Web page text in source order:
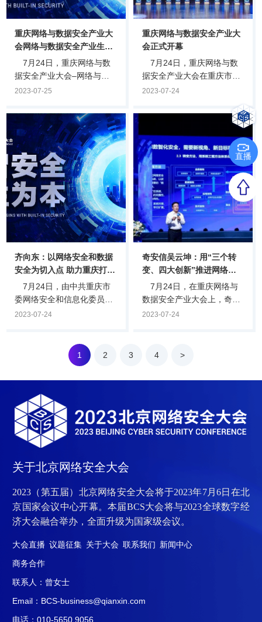
软件供应链安全行业发展趋
势及产业生态建设，赋能数
字经济产业转型升级。活动
伊始，重庆市.
示，网络安全是重庆的优势
产业，去年的产业规模已经
超过170亿元。奇安信一直
高度重视企业在.
重庆网络与数据安全产业大
会网络与数据安全产业生态
合作分会圆满落幕
7月24日，重庆网络与数
据安全产业大会–网络与数
据安全产业生态合作分会在
创新要素，赋能产业转型升
级”为主题，邀请政府、投资
人、智库以及多家网安创企
等领导、专家，对网络安全
形势、产业投资、人才战略
等方面进行主题分享，共同
研讨网络与数据安全行业发
展趋势及产业生态建设，赋
能产业转型升级。中共重庆
市璧山区委副书记严兵在致
辞时表示，重庆高度重视网
络和数据安全，坚持产业与
事业并重，璧.
2023-07-25
重庆网络与数据安全产业大
会正式开幕
7月24日，重庆网络与数
据安全产业大会在重庆市璧
山区盛大开幕。会议由市委
经济信息委、市大数据发展
局指导，璧山区人民政府、
重庆广播电视集团（总
台）、奇安信科技集团股份
有限公司主办。此次大会
以“构建网络与数据安全产业
大生态打造成渝地区数字经
济新名片”为主题，由大会主
会及“数据安全”“网络与数据
安全产业生--态合作”“软件供
应链安全”三场主题分会组
成，邀请了数字领域政、
产、学、研.
2023-07-24
齐向东：以网络安全和数据
安全为切入点 助力重庆打
造“三个城”
7月24日，由中共重庆市
委网络安全和信息化委员会
办公室等指导，重庆市璧山
庆网络与数据安全产业大会
在重庆璧山举行。大会上，
齐向东表示，将以网络安全
和数据安全为切入点，助力
重庆打造“三个城”，即：数
字经济标杆之城、安全运营
城，为重庆经济社会发展贡
安全龙头企业，.
2023-07-24
奇安信吴云坤：用“三个转
变、四大创新”推进网络安
全产业供给侧变革
7月24日，在重庆网络与
数据安全产业大会上，奇安
信集团总裁吴云坤提出，“数
需要通过“三个转变、四大创
中，必须坚持以安全为前提
和基础。一方面，数智时代
国家安全和.
2023-07-24
1 2 3 4 >
关于北京网络安全大会
2023（第五届）北京网络安全大会将于2023年7月6日在北
京国家会议中心开幕。本届BCS大会将与2023全球数字经
济大会融合举办，全面升级为国家级会议。
大会直播 议题征集 关于大会 联系我们 新闻中心
商务合作
联系人：曾女士
Email：BCS-business@qianxin.com
电话：010-5650 9056
直播